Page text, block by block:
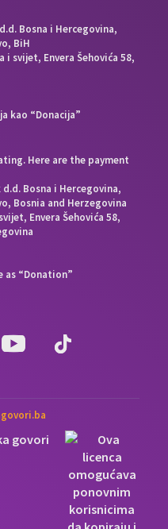
Bosna i Hercegovina,
BiH
svijet, Envera Šehovića 58,
kao “Donacija”
Here are the payment
Bosna i Hercegovina,
Bosnia and Herzegovina
Envera Šehovića 58,
as “Donation”
govori